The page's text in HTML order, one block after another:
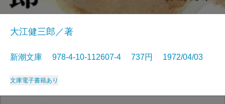
大江健三郎／著
新潮文庫 978-4-10-112607-4 737円 1972/04/03
文庫電子書籍あり